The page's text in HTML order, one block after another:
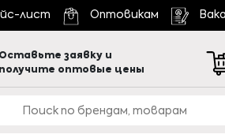
лист Оптовикам
Оставьте заявку и
получите оптовые цены